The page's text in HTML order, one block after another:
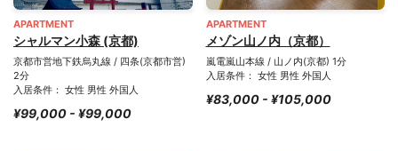
APARTMENT
シャルマン小森 (京都)
京都市営地下鉄烏丸線 / 四条(京都市営)
2分
入居条件： 女性 男性 外国人
¥99,000 - ¥99,000
APARTMENT
メゾン山ノ内（京都）
嵐電嵐山本線 / 山ノ内(京都) 1分
入居条件： 女性 男性 外国人
¥83,000 - ¥105,000